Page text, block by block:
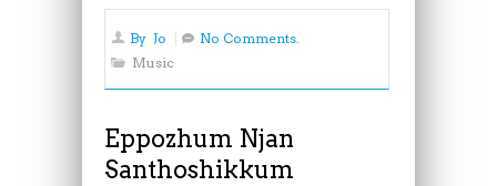
By Jo
No Comments.
Music
Eppozhum Njan
Santhoshikkum